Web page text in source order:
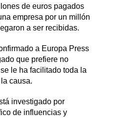
de euros pagados
empresa por un millón
a ser recibidas.
a Europa Press
que prefiere no
le ha facilitado toda la
causa.
investigado por
de influencias y